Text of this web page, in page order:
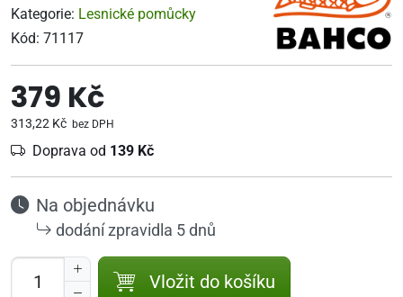
Kategorie: Lesnické pomůcky
Kód: 71117
379 Kč
313,22 Kč bez DPH
Doprava od 139 Kč
Na objednávku
dodání zpravidla 5 dnů
Vložit do košíku